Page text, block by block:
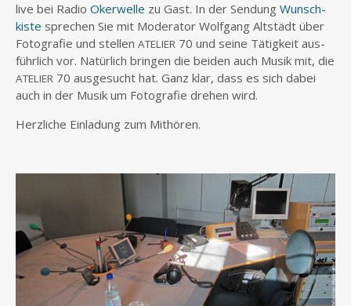
live bei Radio Oker­wel­le zu Gast. In der Sen­dung Wunsch­
kis­te spre­chen Sie mit Mode­ra­tor Wolf­gang Alt­städt über
Foto­gra­fie und stel­len ATELIER 70 und sei­ne Tätig­keit aus­
führ­lich vor. Natür­lich brin­gen die bei­den auch Musik mit, die
ATELIER 70 aus­ge­sucht hat. Ganz klar, dass es sich dabei
auch in der Musik um Foto­gra­fie dre­hen wird.
Herz­li­che Ein­la­dung zum Mithören.